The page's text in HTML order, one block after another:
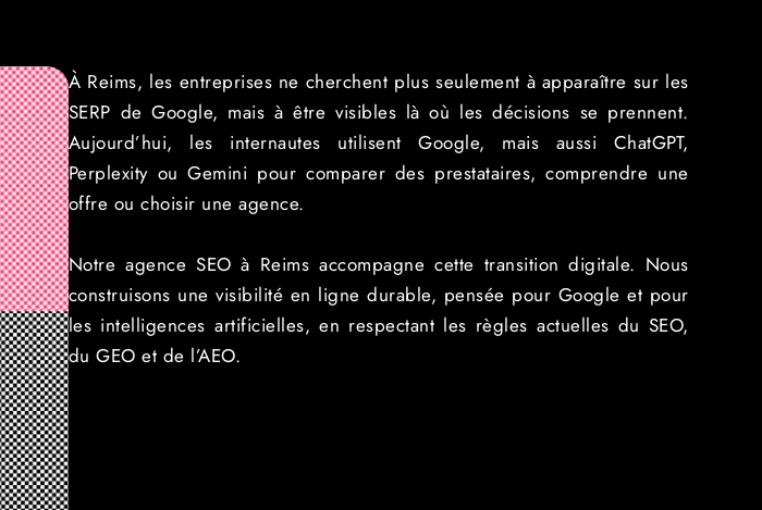
À Reims, les entreprises ne cherchent plus seulement à apparaître sur les
SERP de Google, mais à être visibles là où les décisions se prennent.
Aujourd’hui, les internautes utilisent Google, mais aussi ChatGPT,
Perplexity ou Gemini pour comparer des prestataires, comprendre une
offre ou choisir une agence.
Notre agence SEO à Reims accompagne cette transition digitale. Nous
construisons une visibilité en ligne durable, pensée pour Google et pour
les intelligences artificielles, en respectant les règles actuelles du SEO,
du GEO et de l’AEO.